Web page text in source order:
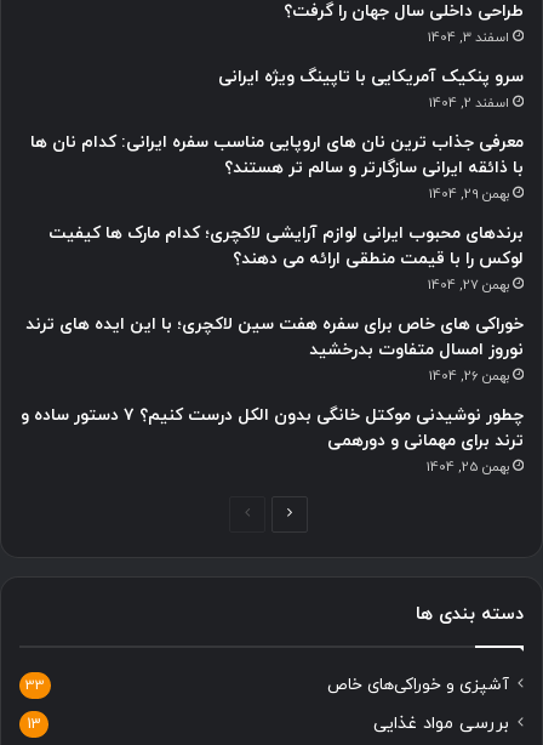
طراحی داخلی سال جهان را گرفت؟
اسفند 3, 1404
سرو پنکیک آمریکایی با تاپینگ ویژه ایرانی
اسفند 2, 1404
معرفی جذاب ترین نان های اروپایی مناسب سفره ایرانی: کدام نان ها
با ذائقه ایرانی سازگارتر و سالم تر هستند؟
بهمن 29, 1404
برندهای محبوب ایرانی لوازم آرایشی لاکچری؛ کدام مارک ها کیفیت
لوکس را با قیمت منطقی ارائه می دهند؟
بهمن 27, 1404
خوراکی های خاص برای سفره هفت سین لاکچری؛ با این ایده های ترند
نوروز امسال متفاوت بدرخشید
بهمن 26, 1404
چطور نوشیدنی موکتل خانگی بدون الکل درست کنیم؟ ۷ دستور ساده و
ترند برای مهمانی و دورهمی
بهمن 25, 1404
صفحه
صفحه
دسته بندی ها
آشپزی و خوراکی‌های خاص 33
بررسی مواد غذایی 13